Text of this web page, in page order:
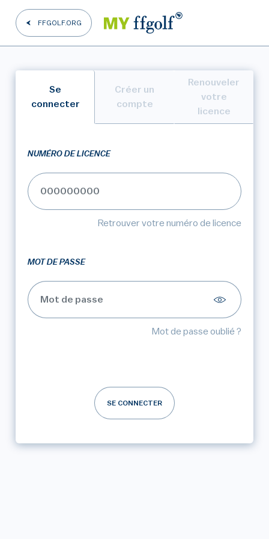
FFGOLF.ORG
Se
connecter
Créer un
compte
Renouveler
votre
licence
NUMÉRO DE LICENCE
Retrouver votre numéro de licence
MOT DE PASSE
Mot de passe oublié ?
SE CONNECTER